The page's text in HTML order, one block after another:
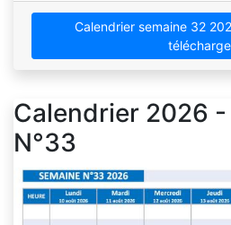
Calendrier semaine 32
Calendrier 2026 -
N°33